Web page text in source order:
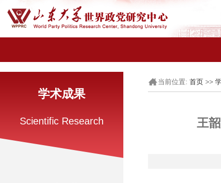
学术成果
Scientific Research
当前位置: 首页 >>
王